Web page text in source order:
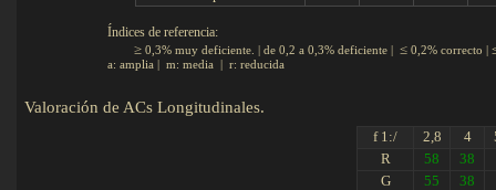
Índices de referencia:
≥ 0,3% muy deficiente. | de 0,2 a 0,3% deficiente | ≤ 0,2% correcto |
a: amplia | m: media | r: reducida
Valoración de ACs
f 1:/ 2,8 4
R
58 38
G
55 38